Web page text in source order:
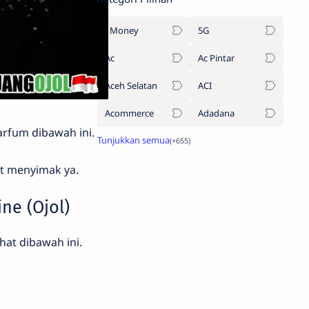
dibawah ini.
menyimak ya.
(Ojol)
dibawah ini.
1Money 5G
Ac Ac Pintar
Aceh Selatan ACI
Acommerce Adadana